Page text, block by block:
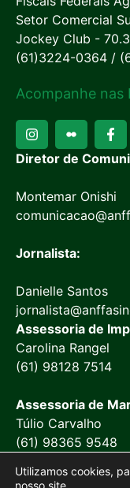
Setor Comercial
Jockey Club -
(61)3224-0364 /
Acompanhe nas
Diretor de
Montemar Onishi
Jornalista:
Danielle Santos
Assessoria de
Carolina Rangel
(61) 98128 7514
Assessoria de
Túlio Carvalho
(61) 98365 9548
Utilizamos cookies,
nosso site.